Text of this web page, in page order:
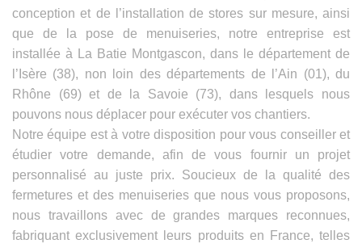
conception et de l’installation de stores sur mesure, ainsi
que de la pose de menuiseries, notre entreprise est
installée à La Batie Montgascon, dans le département de
l’Isère (38), non loin des départements de l’Ain (01), du
Rhône (69) et de la Savoie (73), dans lesquels nous
pouvons nous déplacer pour exécuter vos chantiers.
Notre équipe est à votre disposition pour vous conseiller et
étudier votre demande, afin de vous fournir un projet
personnalisé au juste prix. Soucieux de la qualité des
fermetures et des menuiseries que nous vous proposons,
nous travaillons avec de grandes marques reconnues,
fabriquant exclusivement leurs produits en France, telles